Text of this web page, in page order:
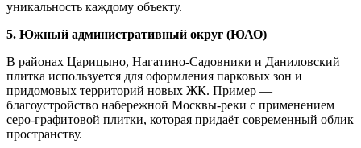
уникальность каждому объекту.
5. Южный административный округ (ЮАО)
В районах Царицыно, Нагатино-Садовники и Даниловский
плитка используется для оформления парковых зон и
придомовых территорий новых ЖК. Пример —
благоустройство набережной Москвы-реки с применением
серо-графитовой плитки, которая придаёт современный облик
пространству.